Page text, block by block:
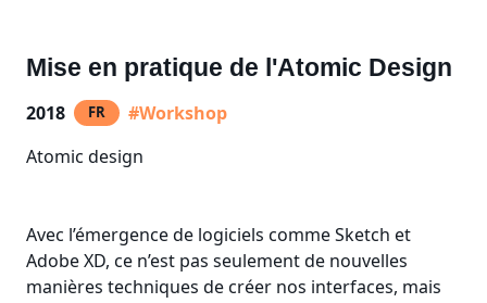
Mise en pratique de l'Atomic Design
2018 FR
#Workshop
Atomic design
Avec l’émergence de logiciels comme Sketch et
Adobe XD, ce n’est pas seulement de nouvelles
manières techniques de créer nos interfaces, mais